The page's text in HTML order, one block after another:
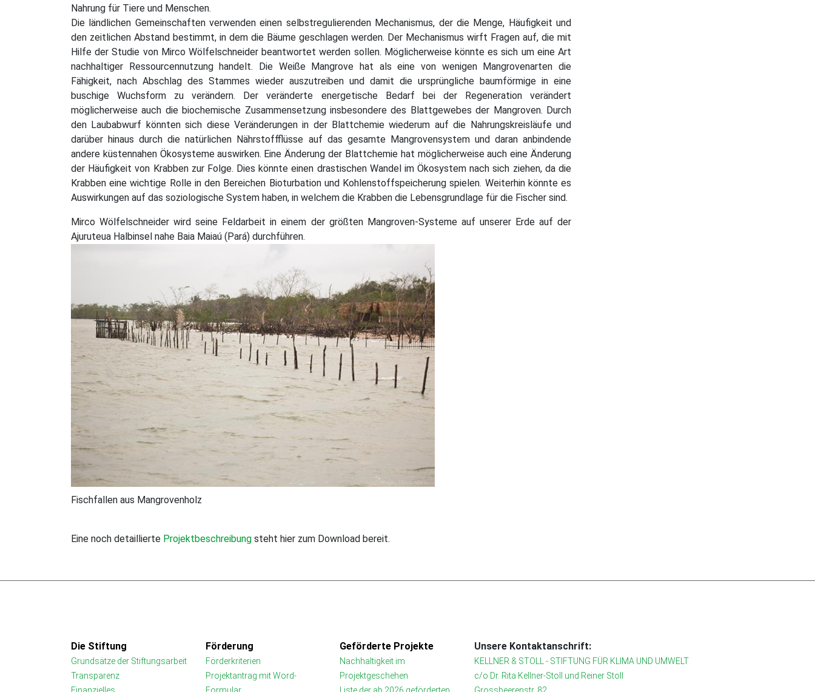
Nahrung für Tiere und Menschen.
Die ländlichen Gemeinschaften verwenden einen selbstregulierenden Mechanismus, der die Menge, Häufigkeit und
den zeitlichen Abstand bestimmt, in dem die Bäume geschlagen werden. Der Mechanismus wirft Fragen auf, die mit
Hilfe der Studie von Mirco Wölfelschneider beantwortet werden sollen. Möglicherweise könnte es sich um eine Art
nachhaltiger Ressourcennutzung handelt. Die Weiße Mangrove hat als eine von wenigen Mangrovenarten die
Fähigkeit, nach Abschlag des Stammes wieder auszutreiben und damit die ursprüngliche baumförmige in eine
buschige Wuchsform zu verändern. Der veränderte energetische Bedarf bei der Regeneration verändert
möglicherweise auch die biochemische Zusammensetzung insbesondere des Blattgewebes der Mangroven. Durch
den Laubabwurf könnten sich diese Veränderungen in der Blattchemie wiederum auf die Nahrungskreisläufe und
darüber hinaus durch die natürlichen Nährstoffflüsse auf das gesamte Mangrovensystem und daran anbindende
andere küstennahen Ökosysteme auswirken. Eine Änderung der Blattchemie hat möglicherweise auch eine Änderung
der Häufigkeit von Krabben zur Folge. Dies könnte einen drastischen Wandel im Ökosystem nach sich ziehen, da die
Krabben eine wichtige Rolle in den Bereichen Bioturbation und Kohlenstoffspeicherung spielen. Weiterhin könnte es
Auswirkungen auf das soziologische System haben, in welchem die Krabben die Lebensgrundlage für die Fischer sind.
Mirco Wölfelschneider wird seine Feldarbeit in einem der größten Mangroven-Systeme auf unserer Erde auf der
Ajuruteua Halbinsel nahe Baia Maiaú (Pará) durchführen.
Fischfallen aus Mangrovenholz
Eine noch detaillierte Projektbeschreibung steht hier zum Download bereit.
Die Stiftung
Grundsätze der Stiftungsarbeit
Transparenz
Förderung
Förderkriterien
Projektantrag mit Word-
Geförderte Projekte
Nachhaltigkeit im
Projektgeschehen
Unsere Kontaktanschrift:
KELLNER & STOLL - STIFTUNG FÜR KLIMA UND UMWELT
c/o Dr. Rita Kellner-Stoll und Reiner Stoll